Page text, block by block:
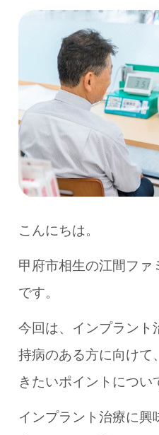
こんにちは。
甲府市相生の江間ファ
です。
今回は、インプラント
持病のある方に向けて
きたいポイントについ
インプラント治療に興